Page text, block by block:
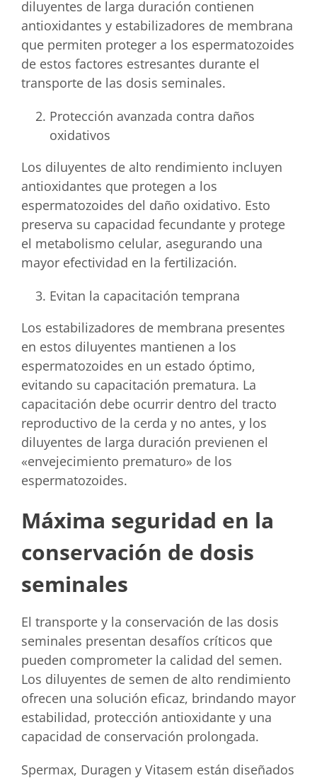
diluyentes de larga duración contienen
antioxidantes y estabilizadores de membrana
que permiten proteger a los espermatozoides
de estos factores estresantes durante el
transporte de las dosis seminales.
Protección avanzada contra daños
oxidativos
Los diluyentes de alto rendimiento incluyen
antioxidantes que protegen a los
espermatozoides del daño oxidativo. Esto
preserva su capacidad fecundante y protege
el metabolismo celular, asegurando una
mayor efectividad en la fertilización.
Evitan la capacitación temprana
Los estabilizadores de membrana presentes
en estos diluyentes mantienen a los
espermatozoides en un estado óptimo,
evitando su capacitación prematura. La
capacitación debe ocurrir dentro del tracto
reproductivo de la cerda y no antes, y los
diluyentes de larga duración previenen el
«envejecimiento prematuro» de los
espermatozoides.
Máxima seguridad en la
conservación de dosis
seminales
El transporte y la conservación de las dosis
seminales presentan desafíos críticos que
pueden comprometer la calidad del semen.
Los diluyentes de semen de alto rendimiento
ofrecen una solución eficaz, brindando mayor
estabilidad, protección antioxidante y una
capacidad de conservación prolongada.
Spermax, Duragen y Vitasem están diseñados